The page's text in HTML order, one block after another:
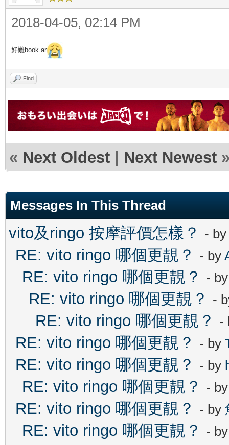
2018-04-05, 02:14 PM
好難book ar
Find
« Next Oldest | Next Newest
Messages In This Thread
vito及ringo 按摩評價怎樣？ -
RE: vito ringo 哪個更靚？ - by
RE: vito ringo 哪個更靚？ -
RE: vito ringo 哪個更靚？ -
RE: vito ringo 哪個更靚？ -
RE: vito ringo 哪個更靚？ - by
RE: vito ringo 哪個更靚？ - by
RE: vito ringo 哪個更靚？ -
RE: vito ringo 哪個更靚？ - by
RE: vito ringo 哪個更靚？ -